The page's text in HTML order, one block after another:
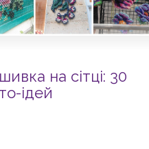
на сітці: 30
ідей